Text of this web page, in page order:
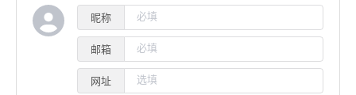
昵称
邮箱
网址